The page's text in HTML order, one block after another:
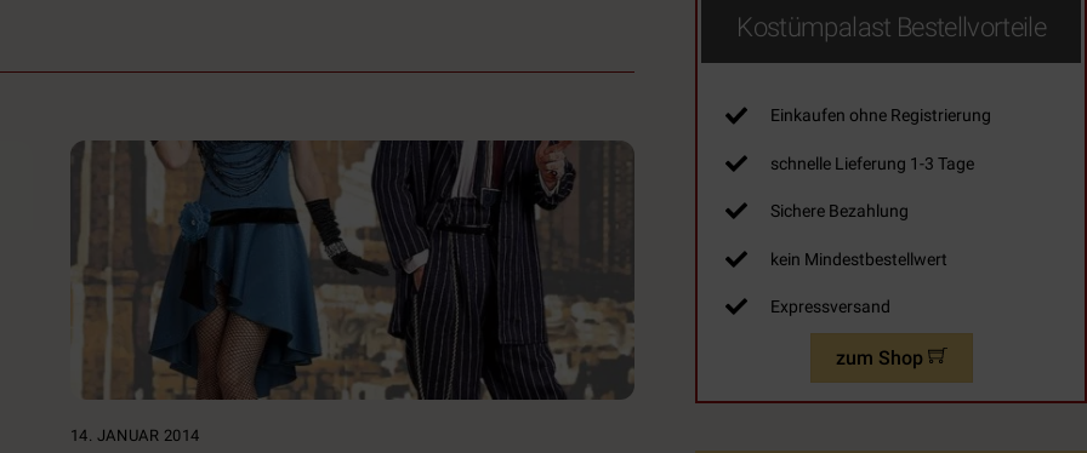
14. JANUAR 2014
Kostümpalast Bestellvorteile
Einkaufen ohne Registrierung
schnelle Lieferung 1-3 Tage
Sichere Bezahlung
kein Mindestbestellwert
Expressversand
zum Shop